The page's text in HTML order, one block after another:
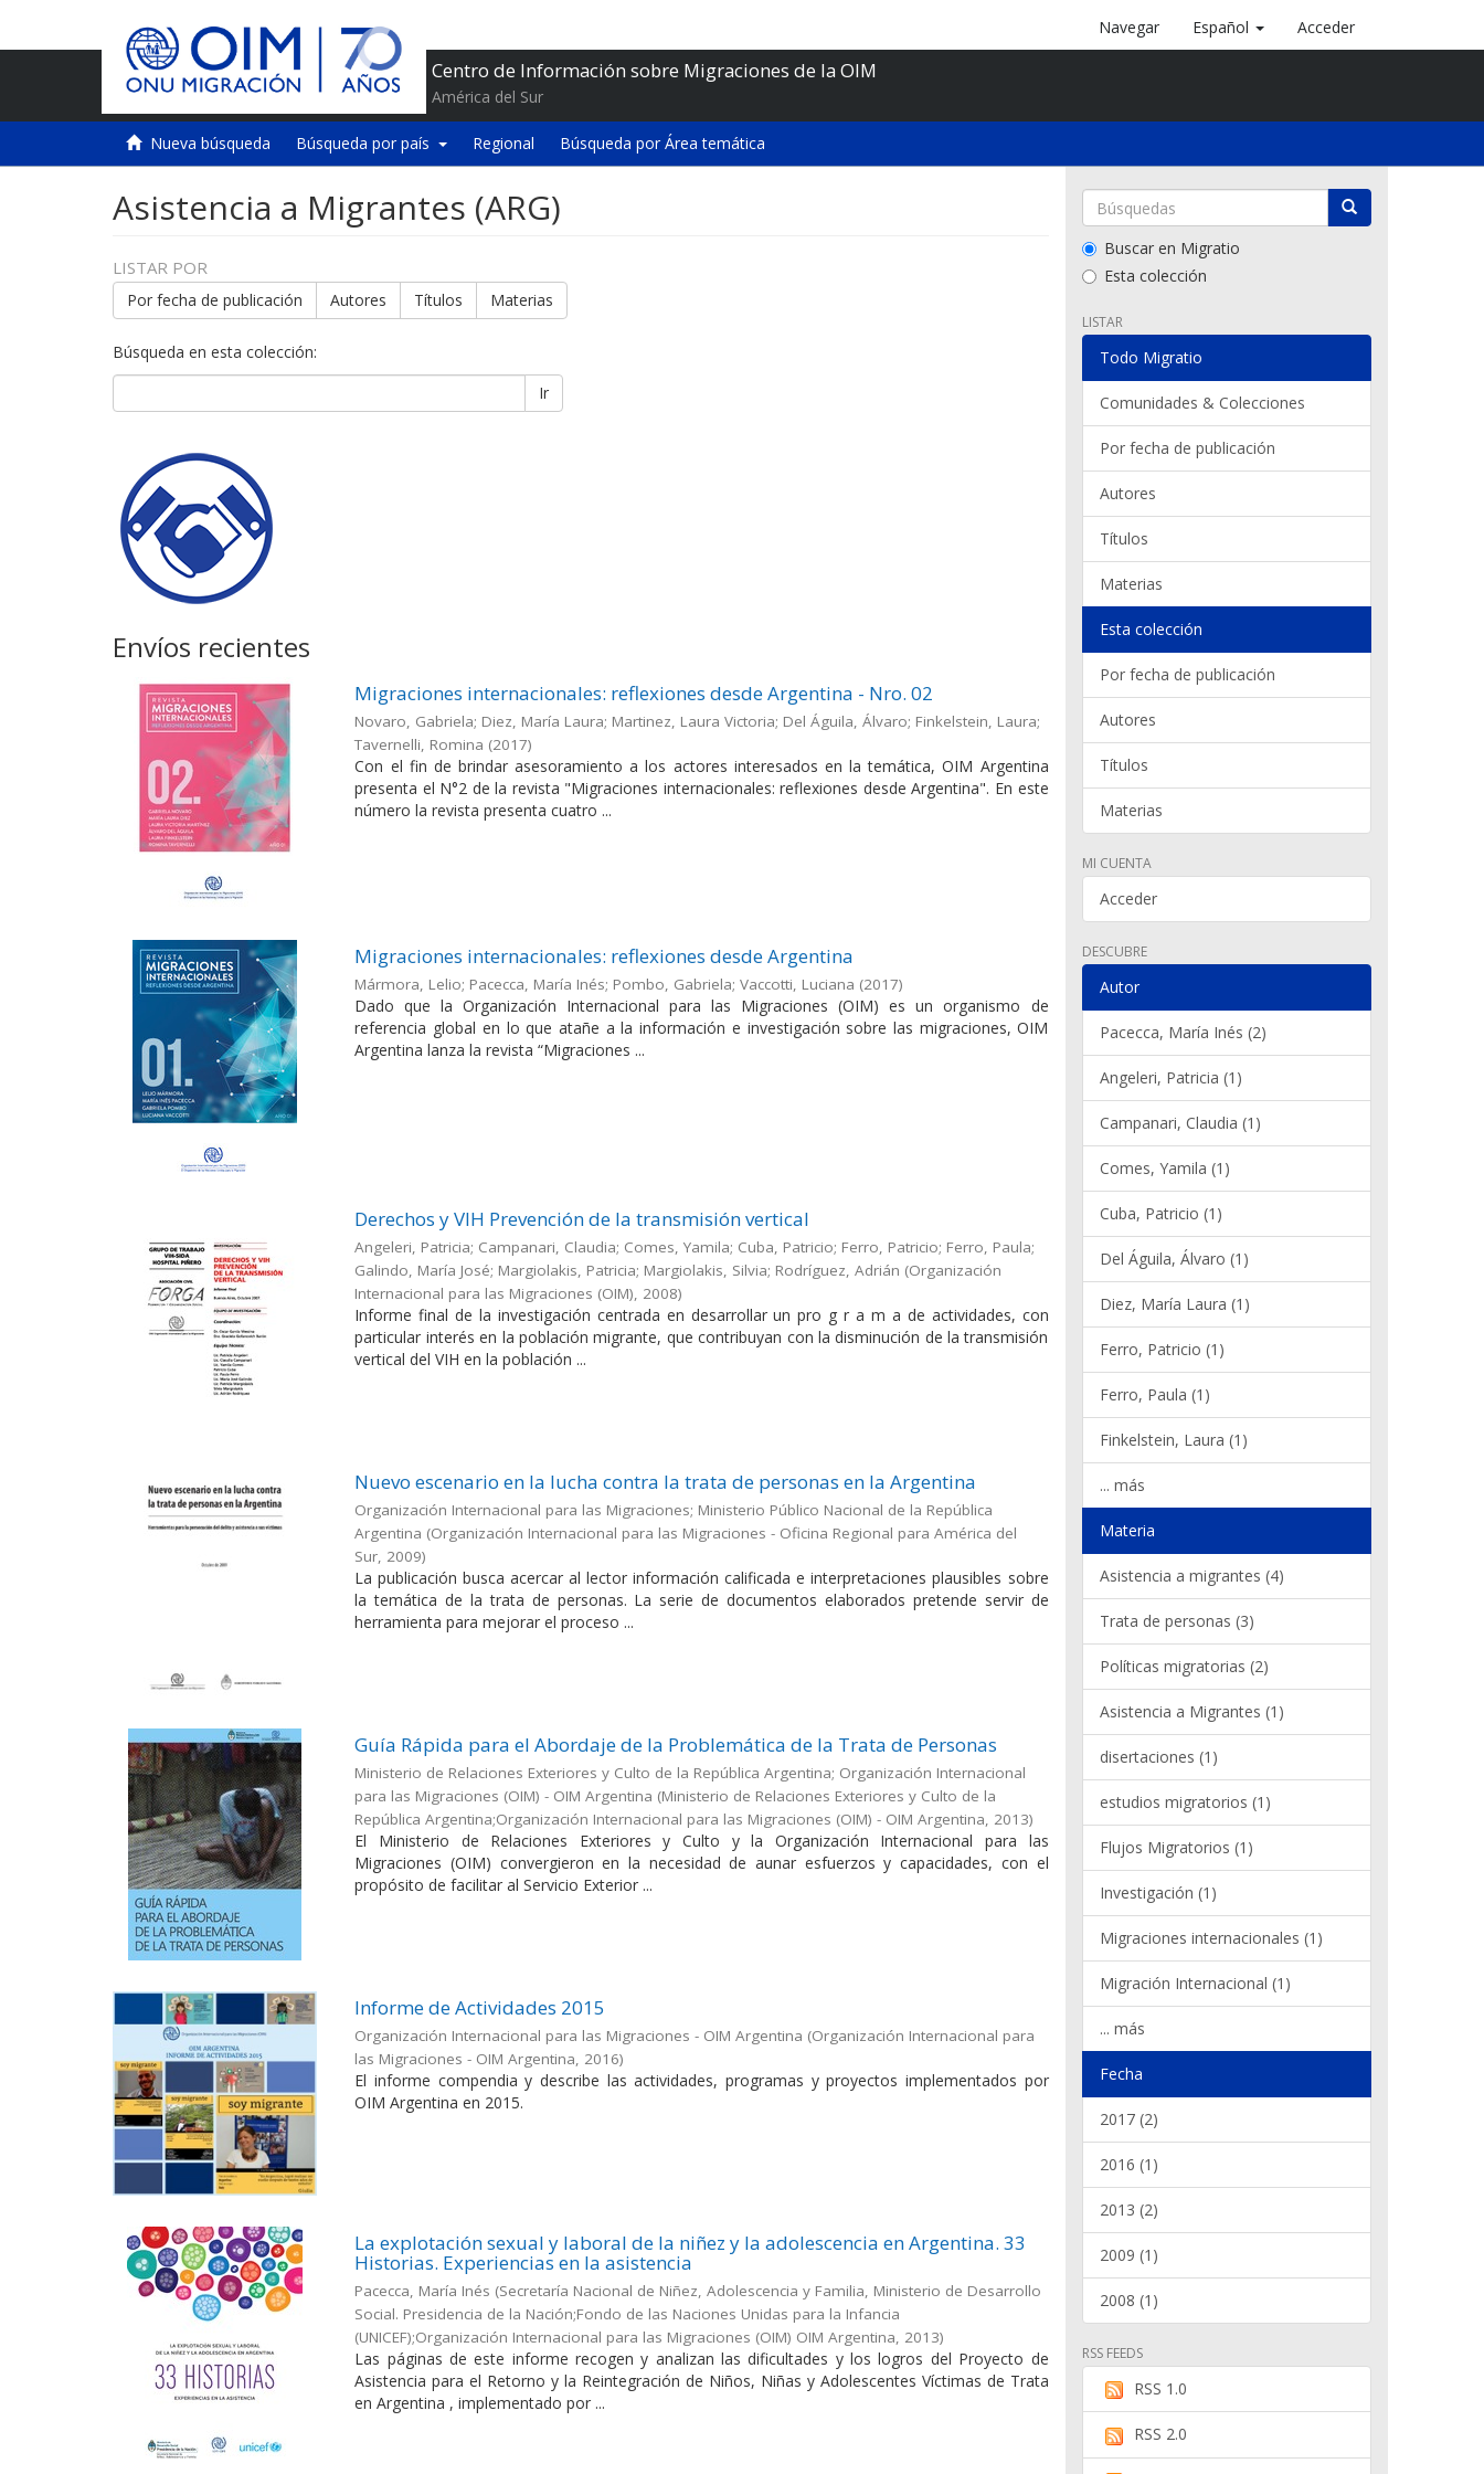
Centro de Información sobre Migraciones de la OIM
América del Sur
Navegar Español Acceder
Nueva búsqueda Búsqueda por país Regional Búsqueda por Área temática
Asistencia a Migrantes (ARG)
LISTAR POR
Por fecha de publicación Autores Títulos Materias
Búsqueda en esta colección:
Ir
Envíos recientes
Migraciones internacionales: reflexiones desde Argentina - Nro. 02
Novaro, Gabriela; Diez, María Laura; Martinez, Laura Victoria; Del Águila, Álvaro; Finkelstein, Laura;
Tavernelli, Romina (2017)
Con el fin de brindar asesoramiento a los actores interesados en la temática, OIM Argentina
presenta el N°2 de la revista "Migraciones internacionales: reflexiones desde Argentina". En este
número la revista presenta cuatro ...
Migraciones internacionales: reflexiones desde Argentina
Mármora, Lelio; Pacecca, María Inés; Pombo, Gabriela; Vaccotti, Luciana (2017)
Dado que la Organización Internacional para las Migraciones (OIM) es un organismo de
referencia global en lo que atañe a la información e investigación sobre las migraciones, OIM
Argentina lanza la revista “Migraciones ...
Derechos y VIH Prevención de la transmisión vertical
Angeleri, Patricia; Campanari, Claudia; Comes, Yamila; Cuba, Patricio; Ferro, Patricio; Ferro, Paula;
Galindo, María José; Margiolakis, Patricia; Margiolakis, Silvia; Rodríguez, Adrián (Organización
Internacional para las Migraciones (OIM), 2008)
Informe final de la investigación centrada en desarrollar un pro g r a m a de actividades, con
particular interés en la población migrante, que contribuyan con la disminución de la transmisión
vertical del VIH en la población ...
Nuevo escenario en la lucha contra la trata de personas en la Argentina
Organización Internacional para las Migraciones; Ministerio Público Nacional de la República
Argentina (Organización Internacional para las Migraciones - Oficina Regional para América del
Sur, 2009)
La publicación busca acercar al lector información calificada e interpretaciones plausibles sobre
la temática de la trata de personas. La serie de documentos elaborados pretende servir de
herramienta para mejorar el proceso ...
Guía Rápida para el Abordaje de la Problemática de la Trata de Personas
Ministerio de Relaciones Exteriores y Culto de la República Argentina; Organización Internacional
para las Migraciones (OIM) - OIM Argentina (Ministerio de Relaciones Exteriores y Culto de la
República Argentina;Organización Internacional para las Migraciones (OIM) - OIM Argentina, 2013)
El Ministerio de Relaciones Exteriores y Culto y la Organización Internacional para las
Migraciones (OIM) convergieron en la necesidad de aunar esfuerzos y capacidades, con el
propósito de facilitar al Servicio Exterior ...
Informe de Actividades 2015
Organización Internacional para las Migraciones - OIM Argentina (Organización Internacional para
las Migraciones - OIM Argentina, 2016)
El informe compendia y describe las actividades, programas y proyectos implementados por
OIM Argentina en 2015.
La explotación sexual y laboral de la niñez y la adolescencia en Argentina. 33
Historias. Experiencias en la asistencia
Pacecca, María Inés (Secretaría Nacional de Niñez, Adolescencia y Familia, Ministerio de Desarrollo
Social. Presidencia de la Nación;Fondo de las Naciones Unidas para la Infancia
(UNICEF);Organización Internacional para las Migraciones (OIM) OIM Argentina, 2013)
Las páginas de este informe recogen y analizan las dificultades y los logros del Proyecto de
Asistencia para el Retorno y la Reintegración de Niños, Niñas y Adolescentes Víctimas de Trata
en Argentina , implementado por ...
Buscar en Migratio
Esta colección
LISTAR
Todo Migratio
Comunidades & Colecciones
Por fecha de publicación
Autores
Títulos
Materias
Esta colección
Por fecha de publicación
Autores
Títulos
Materias
MI CUENTA
Acceder
DESCUBRE
Autor
Pacecca, María Inés (2)
Angeleri, Patricia (1)
Campanari, Claudia (1)
Comes, Yamila (1)
Cuba, Patricio (1)
Del Águila, Álvaro (1)
Diez, María Laura (1)
Ferro, Patricio (1)
Ferro, Paula (1)
Finkelstein, Laura (1)
... más
Materia
Asistencia a migrantes (4)
Trata de personas (3)
Políticas migratorias (2)
Asistencia a Migrantes (1)
disertaciones (1)
estudios migratorios (1)
Flujos Migratorios (1)
Investigación (1)
Migraciones internacionales (1)
Migración Internacional (1)
... más
Fecha
2017 (2)
2016 (1)
2013 (2)
2009 (1)
2008 (1)
RSS FEEDS
RSS 1.0
RSS 2.0